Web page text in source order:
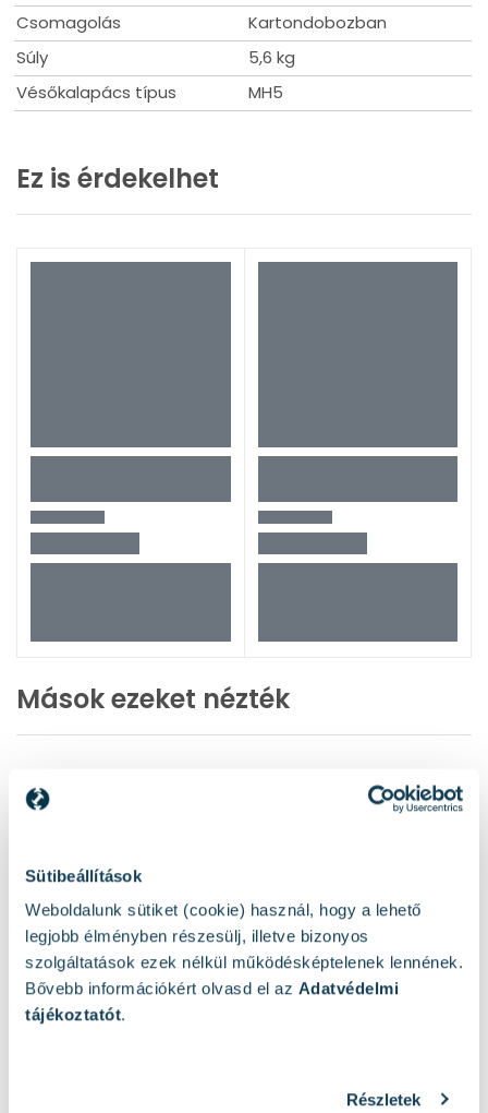
Sütibeállítások
Weboldalunk sütiket (cookie) használ, hogy a lehető
legjobb élményben részesülj, illetve bizonyos
szolgáltatások ezek nélkül működésképtelenek lennének.
Bővebb információkért olvasd el az Adatvédelmi
tájékoztatót.
Részletek
Csomagolás
Kartondobozban
Súly
5,6 kg
Vésőkalapács típus
MH5
Ez is érdekelhet
Mások ezeket nézték